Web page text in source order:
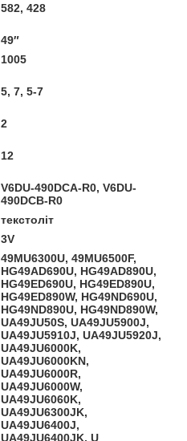
582, 428
49″
1005
5, 7, 5-7
2
12
V6DU-490DCA-R0, V6DU-
490DCB-R0
текстоліт
3V
49MU6300U, 49MU6500F,
HG49AD690U, HG49AD890U,
HG49ED690U, HG49ED890U,
HG49ED890W, HG49ND690U,
HG49ND890U, HG49ND890W,
UA49JU50S, UA49JU5900J,
UA49JU5910J, UA49JU5920J,
UA49JU6000K,
UA49JU6000KN,
UA49JU6000R,
UA49JU6000W,
UA49JU6060K,
UA49JU6300JK,
UA49JU6400J,
UA49JU6400JK, U